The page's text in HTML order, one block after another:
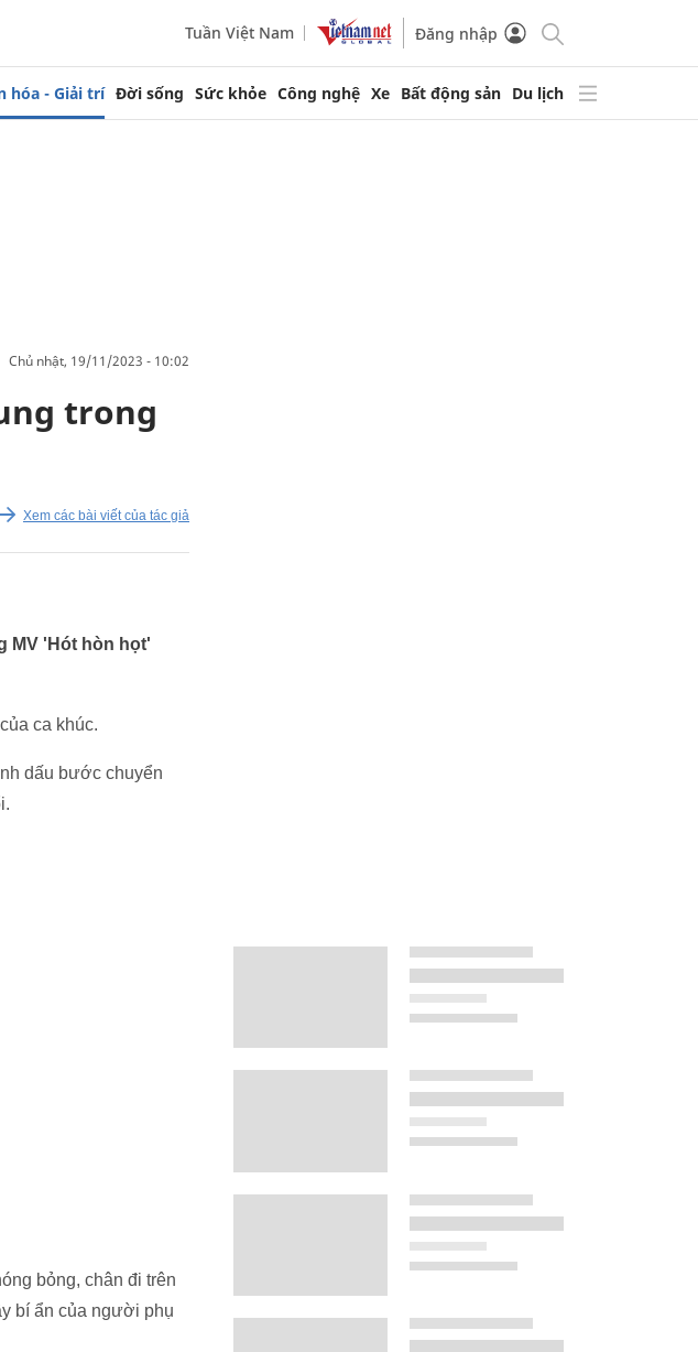
Tuần Việt Nam Đăng nhập
hóa - Giải trí Đời sống Sức khỏe Công nghệ Xe Bất động sản Du lịch
chủ nhật, 19/11/2023 - 10:02
trong
Xem các bài viết của tác giả
MV 'Hót hòn họt'
ca khúc.
dấu bước chuyển
bỏng, chân đi trên
bí ẩn của người phụ